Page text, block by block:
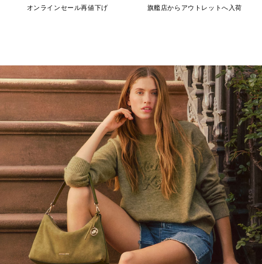
オンラインセール再値下げ 旗艦店からアウトレットへ入荷